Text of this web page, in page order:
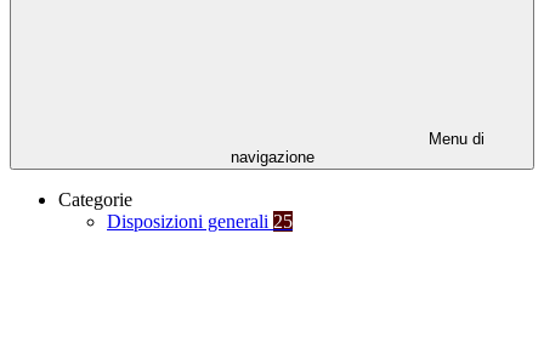
Menu di
navigazione
Categorie
Disposizioni generali 25